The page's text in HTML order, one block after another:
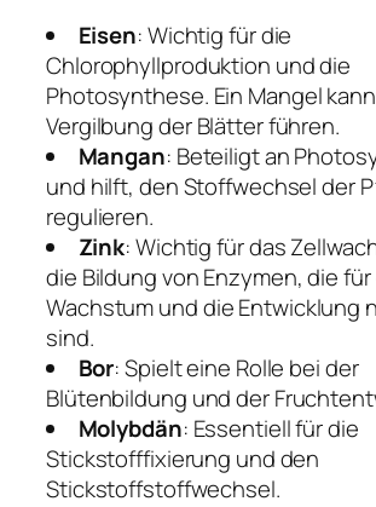
Eisen: Wichtig für die
Chlorophyllproduktion und die
Photosynthese. Ein Mangel
Vergilbung der Blätter führen.
Mangan: Beteiligt an
und hilft, den Stoffwechsel der
regulieren.
Zink: Wichtig für das
die Bildung von Enzymen, die für
Wachstum und die Entwicklung
sind.
Bor: Spielt eine Rolle bei der
Blütenbildung und der
Molybdän: Essentiell für die
Stickstofffixierung und den
Stickstoffstoffwechsel.